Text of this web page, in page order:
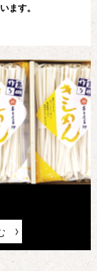
ます。